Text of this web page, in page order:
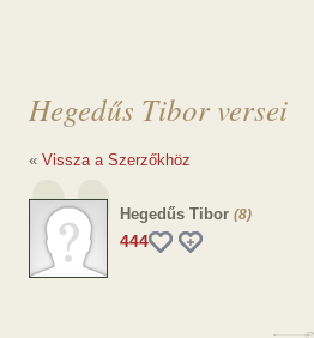
Hegedűs Tibor versei
« Vissza a Szerzőkhöz
Hegedűs Tibor (8)
444